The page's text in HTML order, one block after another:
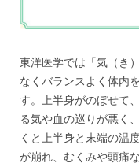
東洋医学では「気（き
なくバランスよく体内
す。上半身がのぼせて
る気や血の巡りが悪く
くと上半身と末端の温
が崩れ、むくみや頭痛